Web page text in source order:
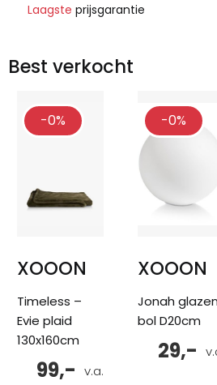
Laagste prijsgarantie
Best verkocht
-0%
XOOON
Timeless –
Evie plaid
130x160cm
v.a.
99,-
-0%
XOOON
Jonah glazen
bol D20cm
29,-